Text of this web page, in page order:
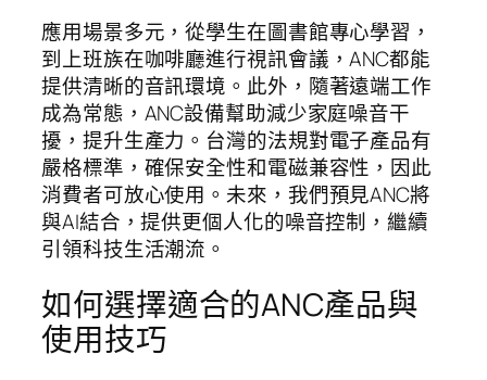
應用場景多元，從學生在圖書館專心學習，
到上班族在咖啡廳進行視訊會議，ANC都能
提供清晰的音訊環境。此外，隨著遠端工作
成為常態，ANC設備幫助減少家庭噪音干
擾，提升生產力。台灣的法規對電子產品有
嚴格標準，確保安全性和電磁兼容性，因此
消費者可放心使用。未來，我們預見ANC將
與AI結合，提供更個人化的噪音控制，繼續
引領科技生活潮流。
如何選擇適合的ANC產品與
使用技巧